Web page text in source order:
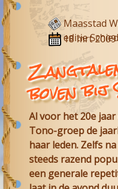
Maasstad
editie
18 mrt 2009
boven
Al voor het 20e
Tono-groep de
haar leden. Zelfs
steeds razend
een generale